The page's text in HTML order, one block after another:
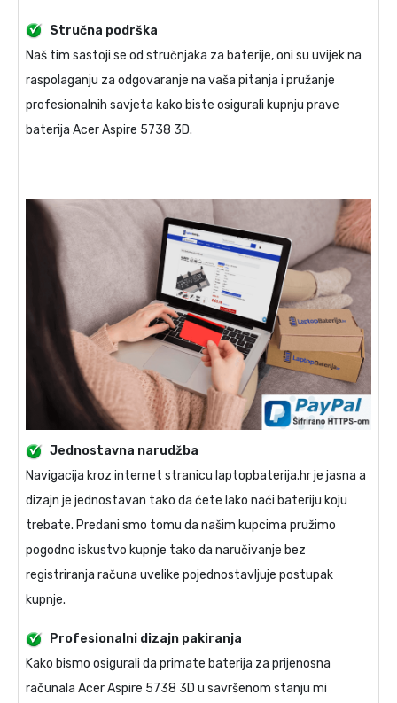
Stručna podrška
Naš tim sastoji se od stručnjaka za baterije, oni su uvijek na
raspolaganju za odgovaranje na vaša pitanja i pružanje
profesionalnih savjeta kako biste osigurali kupnju prave
baterija Acer Aspire 5738 3D.
Jednostavna narudžba
Navigacija kroz internet stranicu laptopbaterija.hr je jasna a
dizajn je jednostavan tako da ćete lako naći bateriju koju
trebate. Predani smo tomu da našim kupcima pružimo
pogodno iskustvo kupnje tako da naručivanje bez
registriranja računa uvelike pojednostavljuje postupak
kupnje.
Profesionalni dizajn pakiranja
Kako bismo osigurali da primate baterija za prijenosna
računala Acer Aspire 5738 3D u savršenom stanju mi